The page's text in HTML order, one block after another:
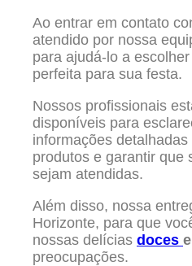
Ao entrar em contato
atendido por nossa
para ajudá-lo a
perfeita para sua festa.
Nossos profissionais
disponíveis para
informações
produtos e garantir que
sejam atendidas.
Além disso, nossa
Horizonte, para que
nossas delícias doces e
preocupações.